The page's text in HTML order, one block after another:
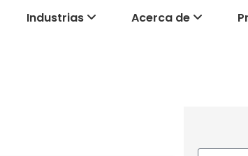
Industrias Acerca de